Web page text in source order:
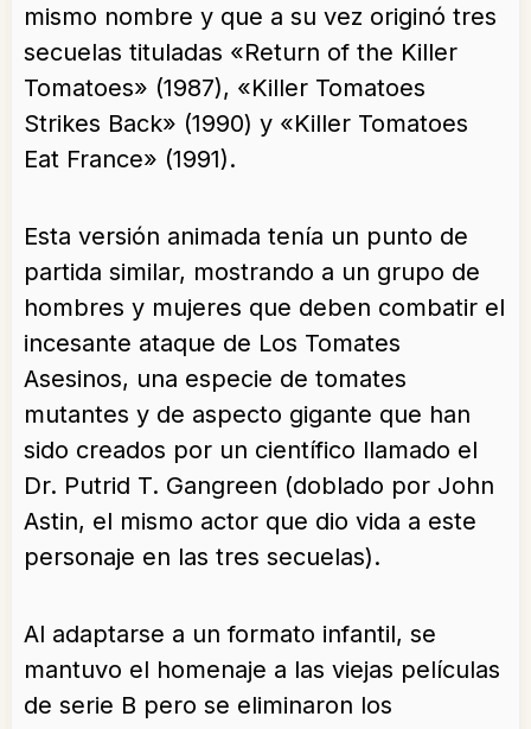
mismo nombre y que a su vez originó tres
secuelas tituladas «Return of the Killer
Tomatoes» (1987), «Killer Tomatoes
Strikes Back» (1990) y «Killer Tomatoes
Eat France» (1991).
Esta versión animada tenía un punto de
partida similar, mostrando a un grupo de
hombres y mujeres que deben combatir el
incesante ataque de Los Tomates
Asesinos, una especie de tomates
mutantes y de aspecto gigante que han
sido creados por un científico llamado el
Dr. Putrid T. Gangreen (doblado por John
Astin, el mismo actor que dio vida a este
personaje en las tres secuelas).
Al adaptarse a un formato infantil, se
mantuvo el homenaje a las viejas películas
de serie B pero se eliminaron los